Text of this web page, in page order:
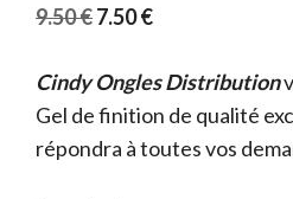
9.50€Le
initial
était :
9.50 €.
7.50€Le
actuel
est :
7.50 €.
Cindy Ongles Distribution
Gel de finition de qualité
répondra à toutes vos